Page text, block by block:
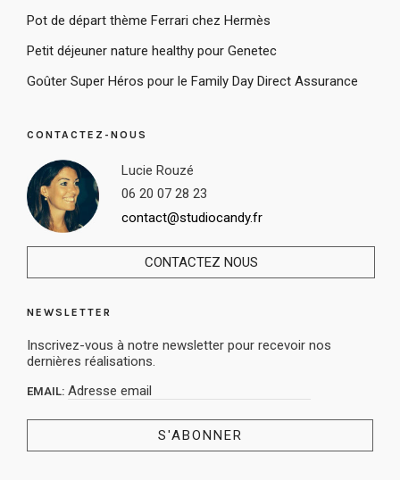
Pot de départ thème Ferrari chez Hermès
Petit déjeuner nature healthy pour Genetec
Goûter Super Héros pour le Family Day Direct Assurance
CONTACTEZ-NOUS
Lucie Rouzé
06 20 07 28 23
contact@studiocandy.fr
CONTACTEZ NOUS
NEWSLETTER
Inscrivez-vous à notre newsletter pour recevoir nos
dernières réalisations.
EMAIL: